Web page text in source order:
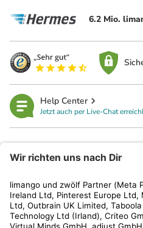
6.2 Mio.
Help Center
Jetzt auch per Live-Chat
Kundenservice